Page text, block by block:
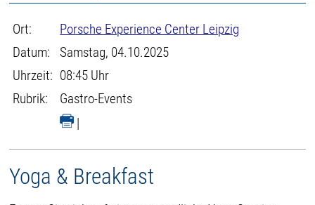
Ort:
Porsche Experience Center Leipzig
Datum:
Samstag, 04.10.2025
Uhrzeit: 08:45 Uhr
Rubrik:
Gastro-Events
|
Yoga & Breakfast